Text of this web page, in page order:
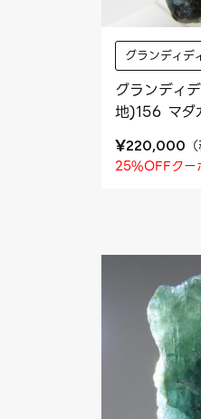
グランディデ
グランディ
地)156 マダ
¥220,000 （
25%OFFクー